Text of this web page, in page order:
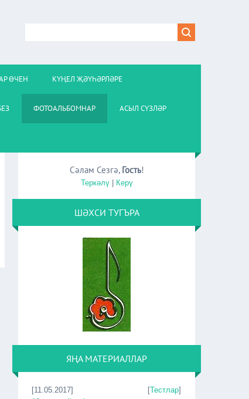
ӨЧЕН КҮҢЕЛ ҖӘҮҺӘРЛӘРЕ
ФОТОАЛЬБОМНАР АСЫЛ СҮЗЛӘР
Сәлам Сезгә, Гость!
Теркәлү| Керү
ШӘХСИ ТУГЪРА
ЯҢА МАТЕРИАЛЛАР
[11.05.2017] [Тестлар]